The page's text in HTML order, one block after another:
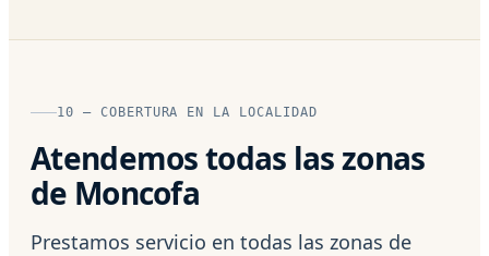
10 — COBERTURA EN LA LOCALIDAD
Atendemos todas las zonas
de Moncofa
Prestamos servicio en todas las zonas de